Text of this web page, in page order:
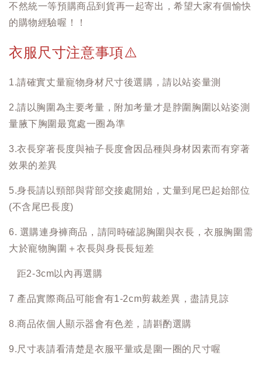
不然統一等預購商品到貨再一起寄出，希望大家有個愉快
的購物經驗喔！！
衣服尺寸注意事項⚠️
1.請確實丈量寵物身材尺寸後選購，請以站姿量測
2.請以胸圍為主要考量，附加考量才是脖圍胸圍以站姿測
量腋下胸圍最寬處一圈為準
3.衣長穿著長度與袖子長度會因品種與身材因素而有穿著
效果的差異
5.身長請以頸部與背部交接處開始，丈量到尾巴起始部位
(不含尾巴長度)
6. 選購連身褲商品，請同時確認胸圍與衣長，衣服胸圍需
大於寵物胸圍＋衣長與身長長短差
距2-3cm以內再選購
7 產品實際商品可能會有1-2cm剪裁差異，盡請見諒
8.商品依個人顯示器會有色差，請斟酌選購
9.尺寸表請看清楚是衣服平量或是圍一圈的尺寸喔